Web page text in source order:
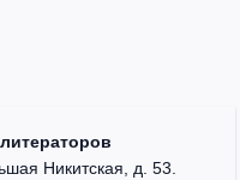
Никитская, д. 53.